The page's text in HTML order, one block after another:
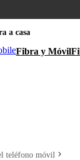
a casa
Fibra y Móvil
teléfono móvil